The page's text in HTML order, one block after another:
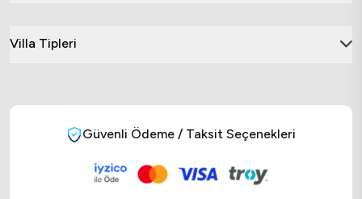
Villa Tipleri
Güvenli Ödeme / Taksit Seçenekleri